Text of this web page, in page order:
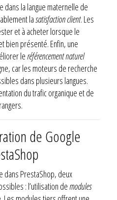
dans la langue maternelle de
lasatisfaction client. Les
et à acheter lorsque le
bien présenté. Enfin, une
le référencement naturel
car les moteurs de recherche
dans plusieurs langues.
du trafic organique et de
de Google
dans PrestaShop, deux
: l’utilisation de modules